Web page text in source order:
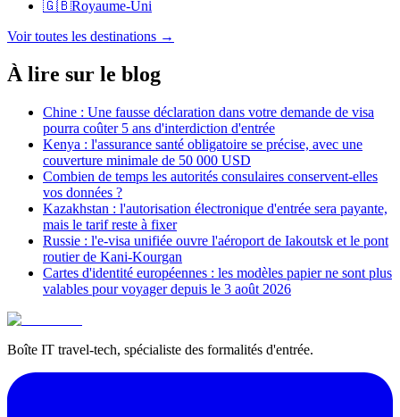
🇬🇧Royaume-Uni
Voir toutes les destinations →
À lire sur le blog
Chine : Une fausse déclaration dans votre demande de visa
pourra coûter 5 ans d'interdiction d'entrée
Kenya : l'assurance santé obligatoire se précise, avec une
couverture minimale de 50 000 USD
Combien de temps les autorités consulaires conservent-elles
vos données ?
Kazakhstan : l'autorisation électronique d'entrée sera payante,
mais le tarif reste à fixer
Russie : l'e-visa unifiée ouvre l'aéroport de Iakoutsk et le pont
routier de Kani-Kourgan
Cartes d'identité européennes : les modèles papier ne sont plus
valables pour voyager depuis le 3 août 2026
Boîte IT travel-tech, spécialiste des formalités d'entrée.